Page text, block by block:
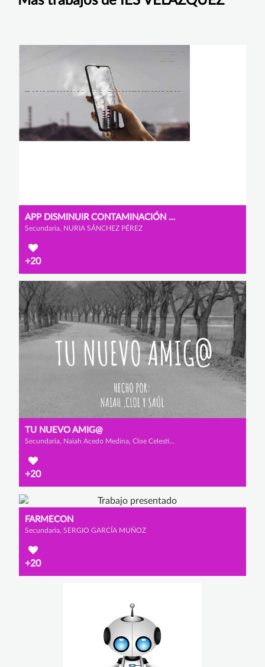
APP DISMINUIR CONTAMINACIÓN COVID
Secundaria, NURIA SÁNCHEZ PÉREZ
+20
TU NUEVO AMIG@
Secundaria, Naiah Acedo Medina, Cloe Celestino de la Cruz Cobo de Guzmán y Saúl Muñoz Seoane
+20
FARMECON
Secundaria, SERGIO GARCÍA MUÑOZ
+20